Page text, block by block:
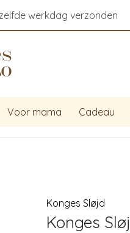
werkdag verzonden
Voor mama Cadeau
Konges Sløjd
Konges